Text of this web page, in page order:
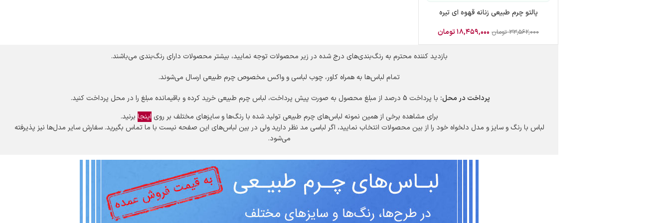
پالتو چرم طبیعی زنانه قهوه ای تیره
۳۳,۵۶۲,۰۰۰ تومان ۱۸,۴۵۹,۰۰۰تومان
بازدید کننده محترم به رنگ‌بندی‌های درج شده در زیر محصولات توجه نمایید، بیشتر محصولات دارای رنگ‌بندی می‌باشند.
تمام لباس‌ها به همراه کاور، چوب لباسی و واکس مخصوص چرم طبیعی ارسال می‌شوند.
پرداخت در محل: با پرداخت 5 درصد از مبلغ محصول به صورت پیش پرداخت، لباس چرم طبیعی خرید کرده و باقیمانده مبلغ را در محل پرداخت کنید.
برای مشاهده برخی از همین نمونه لباس‌های چرم طبیعی تولید شده با رنگ‌ها و سایزهای مختلف بر روی اینجا برنید.
لباس با رنگ و سایز و مدل دلخواه خود را از بین محصولات انتخاب نمایید، اگر لباسی مد نظر دارید ولی در بین لباس‌های این صفحه نیست با ما تماس بگیرید. سفارش سایر مدل‌ها نیز پذیرفته
می‌شود.